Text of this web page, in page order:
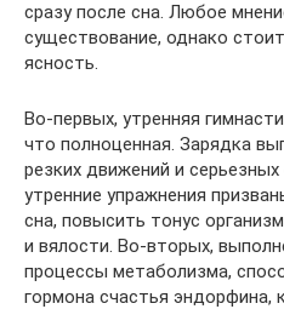
сразу после сна. Любое
существование, однако
ясность.
Во-первых, утренняя
что полноценная. Зарядка
резких движений и серьезных
утренние упражнения
сна, повысить тонус
и вялости. Во-вторых,
процессы метаболизма,
гормона счастья эндорфина,